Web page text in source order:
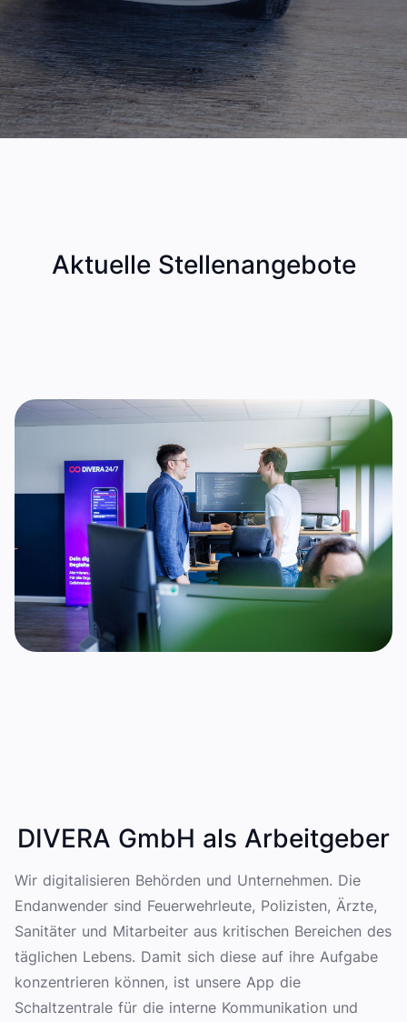
Aktuelle Stellenangebote
DIVERA GmbH als Arbeitgeber
Wir digitalisieren Behörden und Unternehmen. Die
Endanwender sind Feuerwehrleute, Polizisten, Ärzte,
Sanitäter und Mitarbeiter aus kritischen Bereichen des
täglichen Lebens. Damit sich diese auf ihre Aufgabe
konzentrieren können, ist unsere App die
Schaltzentrale für die interne Kommunikation und